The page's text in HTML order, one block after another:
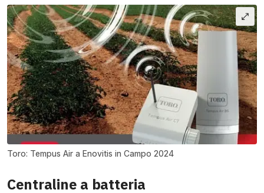
Toro: Tempus Air a Enovitis in Campo 2024
Centraline a batteria